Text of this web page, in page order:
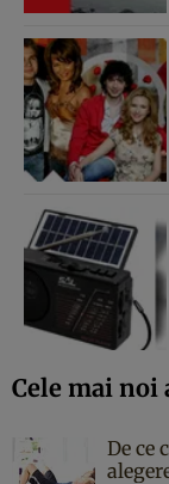
Cele mai noi
De ce